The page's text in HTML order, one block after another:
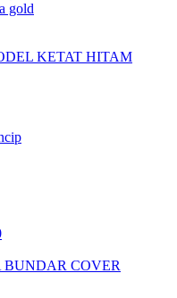
gold
KETAT HITAM
COVER